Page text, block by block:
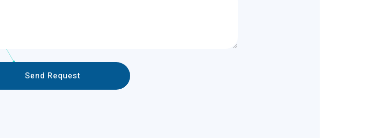
Send Request